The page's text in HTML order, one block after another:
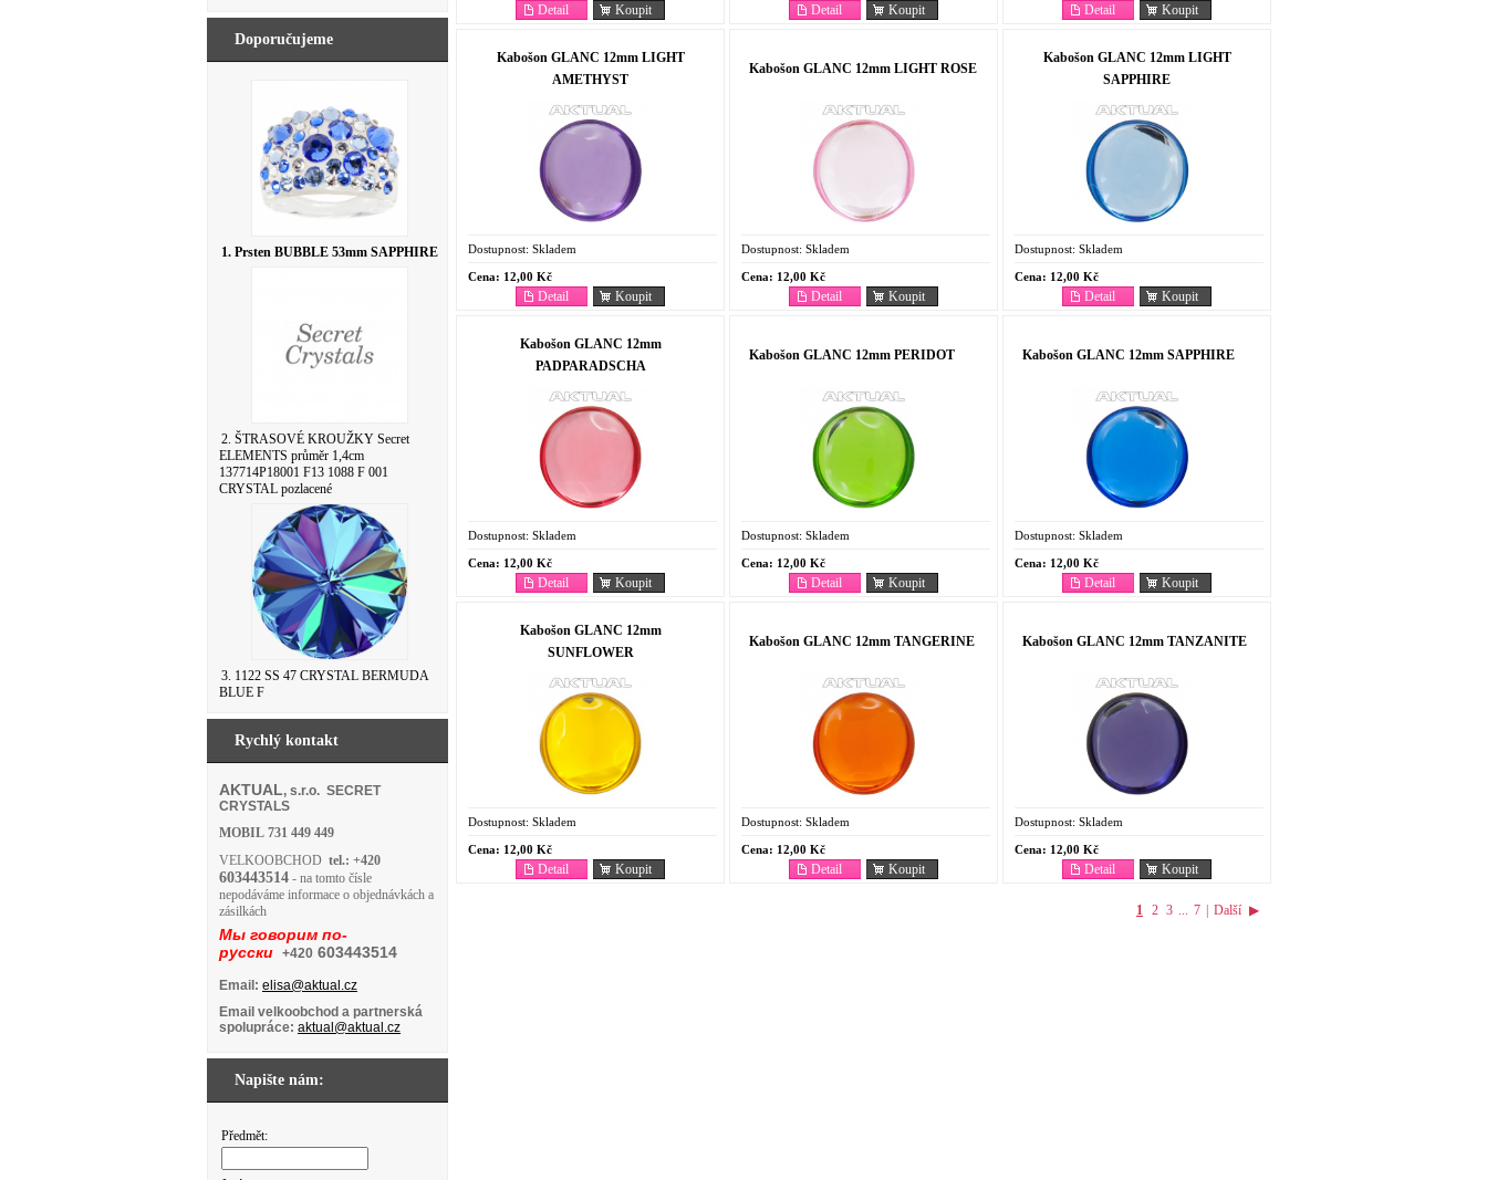
Doporučujeme
1. Prsten BUBBLE 53mm SAPPHIRE
2. ŠTRASOVÉ KROUŽKY Secret
ELEMENTS průměr 1,4cm
137714P18001 F13 1088 F 001
CRYSTAL pozlacené
3. 1122 SS 47 CRYSTAL BERMUDA
BLUE F
Rychlý kontakt
AKTUAL, s.r.o. SECRET
CRYSTALS
MOBIL 731 449 449
VELKOOBCHOD tel.: +420
603443514 - na tomto čísle
nepodáváme informace o objednávkách a
zásilkách
Мы говорим по-
русски +420 603443514
Email: elisa@aktual.cz
Email velkoobchod a partnerská
spolupráce: aktual@aktual.cz
Napište nám:
Předmět:
Koupit
Detail Koupit
Detail Koupit
Detail
Kabošon GLANC 12mm LIGHT
AMETHYST
Dostupnost: Skladem
Cena: 12,00 Kč
Koupit
Detail
Kabošon GLANC 12mm LIGHT ROSE
Dostupnost: Skladem
Cena: 12,00 Kč
Koupit
Detail
Kabošon GLANC 12mm LIGHT
SAPPHIRE
Dostupnost: Skladem
Cena: 12,00 Kč
Koupit
Detail
Kabošon GLANC 12mm
PADPARADSCHA
Dostupnost: Skladem
Cena: 12,00 Kč
Koupit
Detail
Kabošon GLANC 12mm PERIDOT
Dostupnost: Skladem
Cena: 12,00 Kč
Koupit
Detail
Kabošon GLANC 12mm SAPPHIRE
Dostupnost: Skladem
Cena: 12,00 Kč
Koupit
Detail
Kabošon GLANC 12mm
SUNFLOWER
Dostupnost: Skladem
Cena: 12,00 Kč
Koupit
Detail
Kabošon GLANC 12mm TANGERINE
Dostupnost: Skladem
Cena: 12,00 Kč
Koupit
Detail
Kabošon GLANC 12mm TANZANITE
Dostupnost: Skladem
Cena: 12,00 Kč
Koupit
Detail
1 2 3 7 | Další ▶